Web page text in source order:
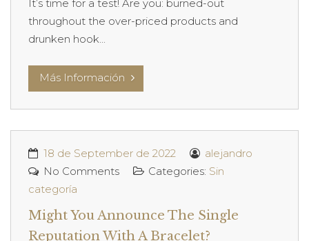
It’s time for a test! Are you: burned-out
throughout the over-priced products and
drunken hook...
Más Información
18 de September de 2022
alejandro
No Comments
Categories: Sin
categoría
Might You Announce The Single
Reputation With A Bracelet?